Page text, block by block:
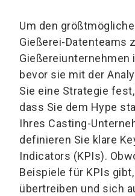
Um den
Gießerei-Datenteams
Gießereiunternehmen
bevor sie mit der
Sie eine Strategie
dass Sie dem Hype
Ihres Casting-
definieren Sie klare
Indicators (KPIs).
Beispiele für KPIs
übertreiben und sich